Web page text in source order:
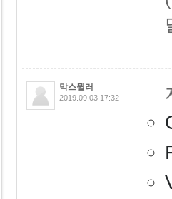
막스뮐러
2019.09.03 17:32